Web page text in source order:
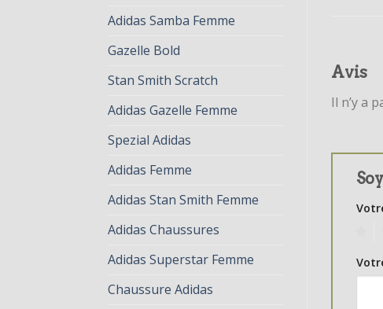
Adidas Samba Femme
Gazelle Bold
Stan Smith Scratch
Adidas Gazelle Femme
Spezial Adidas
Adidas Femme
Adidas Stan Smith Femme
Adidas Chaussures
Adidas Superstar Femme
Chaussure Adidas
Avis
Il n’y a